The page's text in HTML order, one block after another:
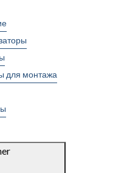
для монтажа